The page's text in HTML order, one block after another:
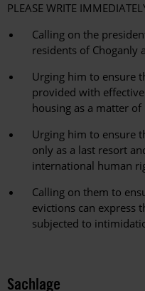
PLEASE WRITE
Calling on the
residents of Choganly
Urging him to ensure
provided with
housing as a matter of
Urging him to ensure
only as a last resort
international human
Calling on them to
evictions can express
subjected to
Sachlage